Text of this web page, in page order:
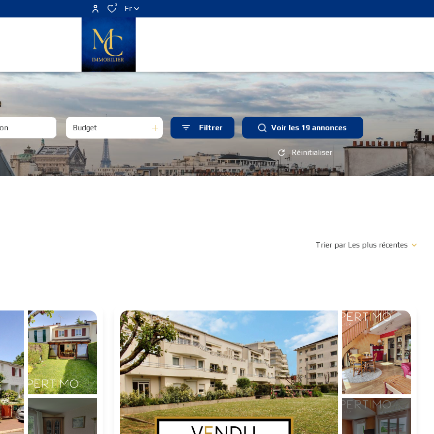
0 Fr
Budget Filtrer Voir les 19 annonces
Réinitialiser
Trier par Les plus récentes